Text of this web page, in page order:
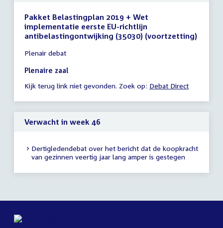
Pakket Belastingplan 2019 + Wet
implementatie eerste EU-richtlijn
antibelastingontwijking (35030) (voortzetting)
vergadering
16:30
00:48
Plenair debat
Plenaire zaal
Kijk terug link niet gevonden. Zoek op: Debat Direct
Verwacht in week 46
Dertigledendebat over het bericht dat de koopkracht
van gezinnen veertig jaar lang amper is gestegen